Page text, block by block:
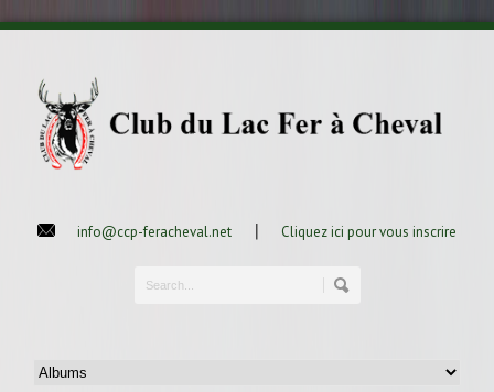
info@ccp-feracheval.net | Cliquez ici pour vous inscrire